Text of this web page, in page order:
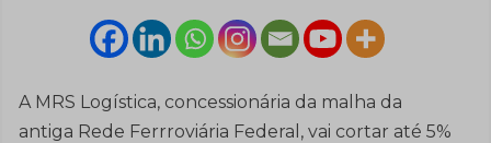
A MRS Logística, concessionária da malha da
antiga Rede Ferrroviária Federal, vai cortar até 5%